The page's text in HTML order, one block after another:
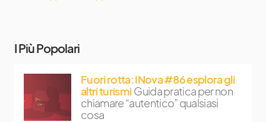
I Più Popolari
Fuori rotta: INova #86 esplora gli
altri turismi Guida pratica per non
chiamare “autentico” qualsiasi
cosa